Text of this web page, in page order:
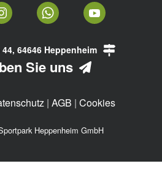
64646 Heppenheim
Sie uns
| AGB | Cookies
Heppenheim GmbH